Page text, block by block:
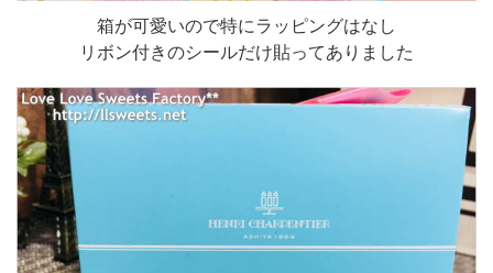
箱が可愛いので特にラッピングはなし
リボン付きのシールだけ貼ってありました